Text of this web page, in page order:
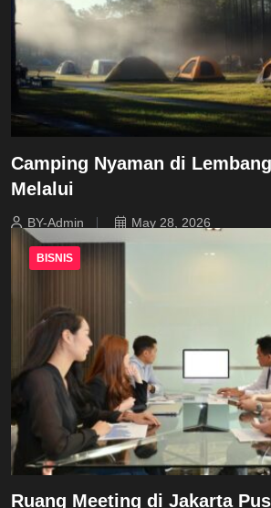
Camping Nyaman di
Melalui
BY-Admin May 28, 2026
BISNIS
Ruang Meeting di Jakarta